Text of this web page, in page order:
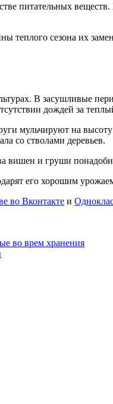
питательных
теплого сезона их
В засушливые
дождей за
мульчируют на
со стволами деревьев.
вишен и груши
его хорошим
во Вконтакте и
во врем хранения